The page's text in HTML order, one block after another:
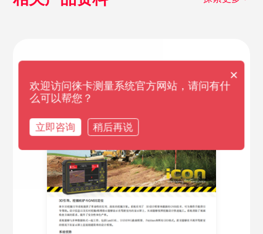
×
欢迎访问徕卡测量系统官方网站，请问有什
么可以帮您？
立即咨询 稍后再说